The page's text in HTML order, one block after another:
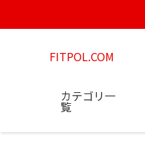
FITPOL.COM
カテゴリ一
覧